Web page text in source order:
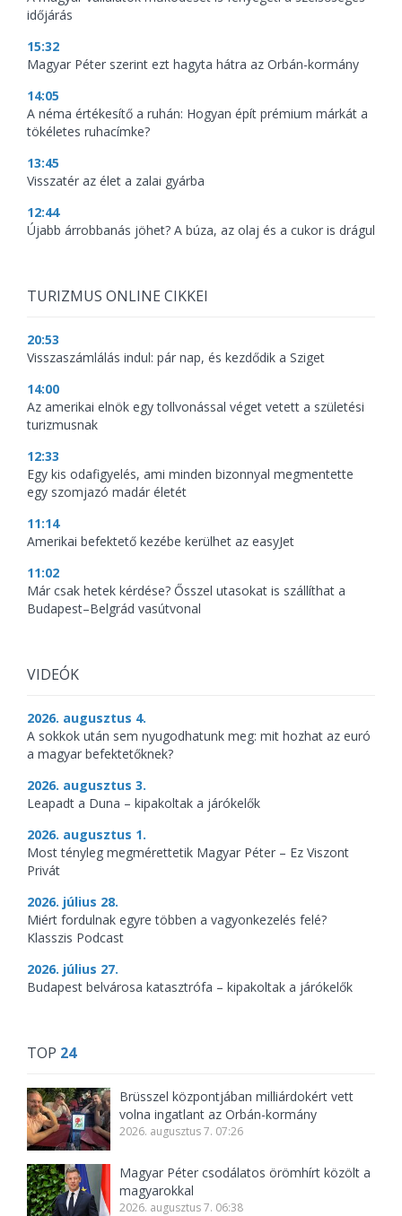
időjárás
15:32
Magyar Péter szerint ezt hagyta hátra az Orbán-kormány
14:05
A néma értékesítő a ruhán: Hogyan épít prémium márkát a
tökéletes ruhacímke?
13:45
Visszatér az élet a zalai gyárba
12:44
Újabb árrobbanás jöhet? A búza, az olaj és a cukor is drágul
TURIZMUS ONLINE CIKKEI
20:53
Visszaszámlálás indul: pár nap, és kezdődik a Sziget
14:00
Az amerikai elnök egy tollvonással véget vetett a születési
turizmusnak
12:33
Egy kis odafigyelés, ami minden bizonnyal megmentette
egy szomjazó madár életét
11:14
Amerikai befektető kezébe kerülhet az easyJet
11:02
Már csak hetek kérdése? Ősszel utasokat is szállíthat a
Budapest–Belgrád vasútvonal
VIDEÓK
2026. augusztus 4.
A sokkok után sem nyugodhatunk meg: mit hozhat az euró
a magyar befektetőknek?
2026. augusztus 3.
Leapadt a Duna – kipakoltak a járókelők
2026. augusztus 1.
Most tényleg megmérettetik Magyar Péter – Ez Viszont
Privát
2026. július 28.
Miért fordulnak egyre többen a vagyonkezelés felé?
Klasszis Podcast
2026. július 27.
Budapest belvárosa katasztrófa – kipakoltak a járókelők
TOP 24
Brüsszel központjában milliárdokért vett
volna ingatlant az Orbán-kormány
2026. augusztus 7. 07:26
Magyar Péter csodálatos örömhírt közölt a
magyarokkal
2026. augusztus 7. 06:38